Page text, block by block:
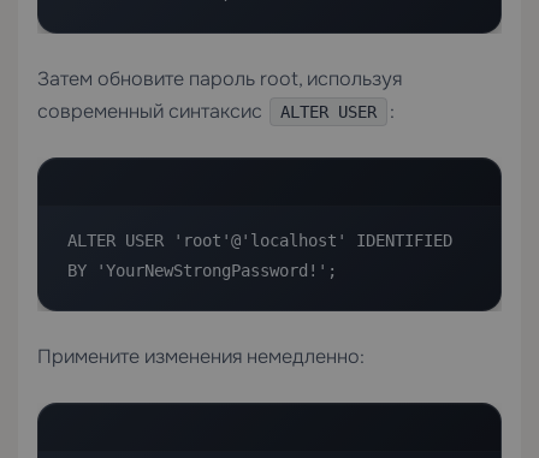
Затем обновите пароль root, используя
современный синтаксис
ALTER USER :
ALTER USER 'root'@'localhost' IDENTIFIED
BY 'YourNewStrongPassword!';
Примените изменения немедленно: